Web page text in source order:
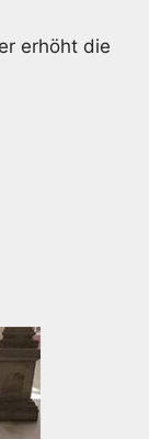
erhöht die